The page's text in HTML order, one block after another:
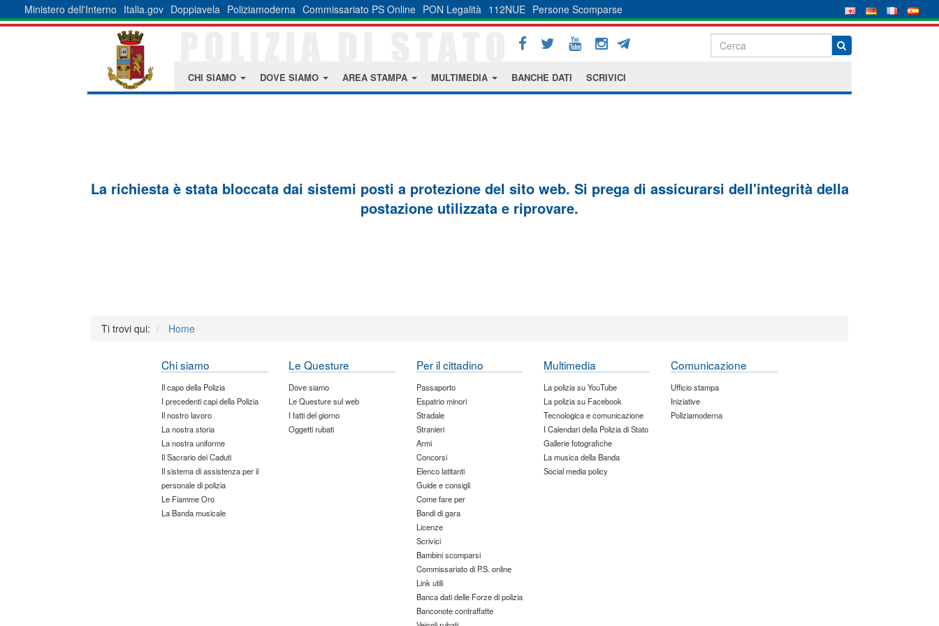
Ministero dell'Interno Italia.gov Doppiavela Poliziamoderna Commissariato PS Online PON Legalità 112NUE Persone Scomparse
CHI SIAMO DOVE SIAMO AREA STAMPA MULTIMEDIA BANCHE DATI SCRIVICI
La richiesta è stata bloccata dai sistemi posti a protezione del sito web. Si prega di assicurarsi dell'integrità della
postazione utilizzata e riprovare.
Ti trovi qui: Home
Chi siamo
Il capo della Polizia
I precedenti capi della Polizia
Il nostro lavoro
La nostra storia
La nostra uniforme
Il Sacrario dei Caduti
Il sistema di assistenza per il
personale di polizia
Le Fiamme Oro
La Banda musicale
Le Questure
Dove siamo
Le Questure sul web
I fatti del giorno
Oggetti rubati
Per il cittadino
Passaporto
Espatrio minori
Stradale
Stranieri
Armi
Concorsi
Elenco latitanti
Guide e consigli
Come fare per
Bandi di gara
Licenze
Scrivici
Bambini scomparsi
Commissariato di P.S. online
Link utili
Banca dati delle Forze di polizia
Banconote contraffatte
Multimedia
La polizia su YouTube
La polizia su Facebook
Tecnologica e comunicazione
I Calendari della Polizia di Stato
Gallerie fotografiche
La musica della Banda
Social media policy
Comunicazione
Ufficio stampa
Iniziative
Poliziamoderna